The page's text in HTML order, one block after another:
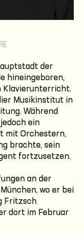
der
hineingeboren,
Klavierunterricht.
Musikinstitut in
Während
ein
mit Orchestern,
brachte, sein
fortzusetzen.
an der
wo er bei
Fritzsch
dort im Februar